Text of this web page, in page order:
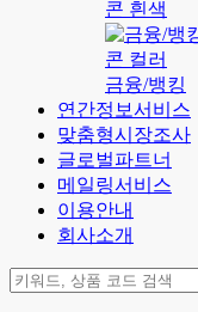
금융/뱅킹
연간정보서비스
맞춤형시장조사
글로벌파트너
메일링서비스
이용안내
회사소개